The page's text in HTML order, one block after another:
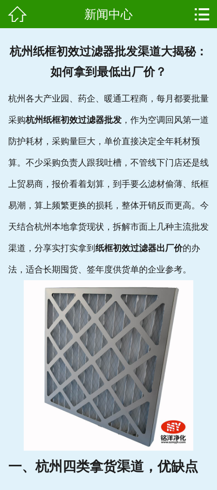
用户案例
资质证书
公司简介
联系我们
 新闻中心 
杭州纸框初效过滤器批发渠道大揭秘：
如何拿到最低出厂价？
杭州各大产业园、药企、暖通工程商，每月都要批量
采购杭州纸框初效过滤器批发，作为空调回风第一道
防护耗材，采购量巨大，单价直接决定全年耗材预
算。不少采购负责人跟我吐槽，不管线下门店还是线
上贸易商，报价看着划算，到手要么滤材偷薄、纸框
易潮，算上频繁更换的损耗，整体开销反而更高。今
天结合杭州本地拿货现状，拆解市面上几种主流批发
渠道，分享实打实拿到 纸框初效过滤器出厂价的办
法，适合长期囤货、签年度供货单的企业参考。
一、杭州四类拿货渠道，优缺点